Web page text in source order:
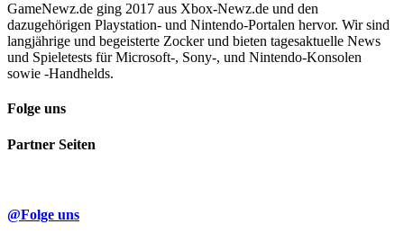
GameNewz.de ging 2017 aus Xbox-Newz.de und den
dazugehörigen Playstation- und Nintendo-Portalen hervor. Wir sind
langjährige und begeisterte Zocker und bieten tagesaktuelle News
und Spieletests für Microsoft-, Sony-, und Nintendo-Konsolen
sowie -Handhelds.
Folge uns
Partner Seiten
@Folge uns